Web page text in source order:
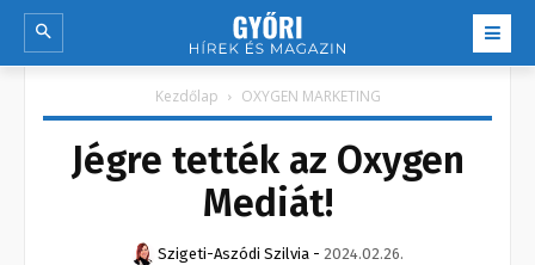
Kezdőlap OXYGEN MARKETING
Jégre tették az Oxygen
Mediát!
Szigeti-Aszódi Szilvia - 2024.02.26.